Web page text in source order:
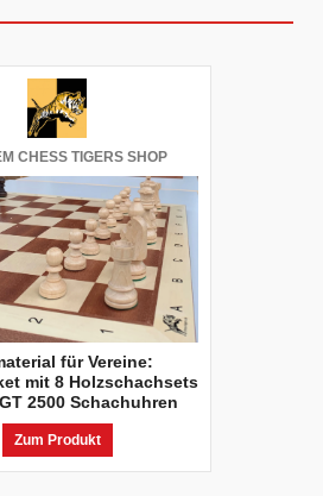
CHESS TIGERS SHOP
für Vereine:
mit 8 Holzschachsets
2500 Schachuhren
Zum Produkt